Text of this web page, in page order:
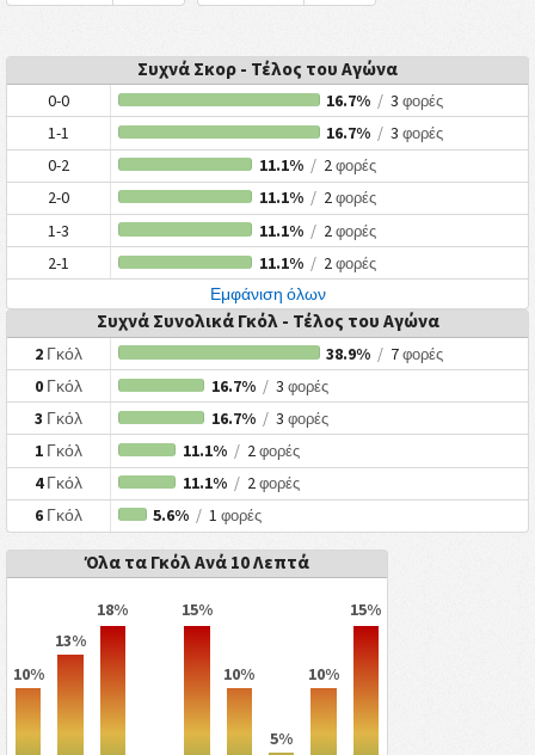
Συχνά Σκορ - Τέλος του Αγώνα
0-0 16.7% / 3φορές
1-1 16.7% / 3φορές
0-2 11.1% /2 φορές
2-0 11.1% /2 φορές
1-3 11.1% /2 φορές
2-1 11.1% /2 φορές
Εμφάνιση όλων
Συχνά Συνολικά Γκόλ - Τέλος του Αγώνα
2 Γκόλ 38.9% / 7φορές
0 Γκόλ 16.7% /3 φορές
3 Γκόλ 16.7% /3 φορές
1 Γκόλ 11.1% /2 φορές
4Γκόλ 11.1% /2 φορές
6 Γκόλ 5.6% / 1φορές
Όλα τα Γκόλ Ανά 10 Λεπτά
10%
13%
18% 15%
10%
5%
10%
15%